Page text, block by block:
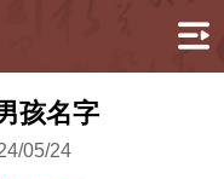
孩名字
05/24